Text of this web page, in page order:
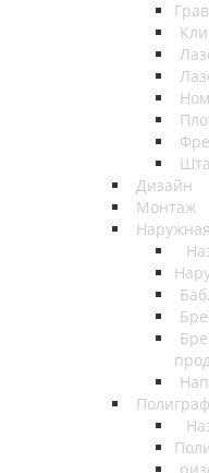
Дизайн
Монтаж